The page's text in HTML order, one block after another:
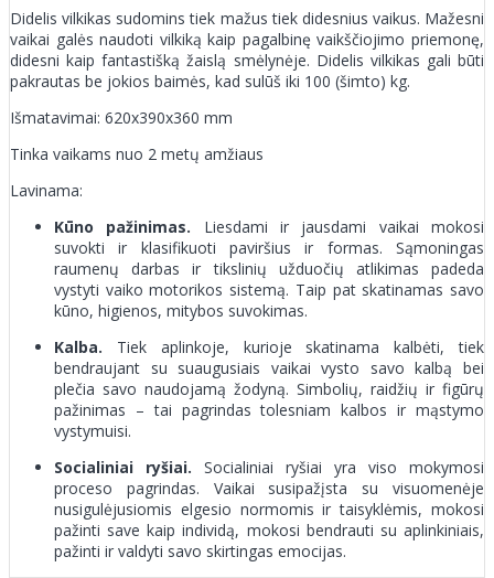
Didelis vilkikas sudomins tiek mažus tiek didesnius vaikus. Mažesni
vaikai galės naudoti vilkiką kaip pagalbinę vaikščiojimo priemonę,
didesni kaip fantastišką žaislą smėlynėje. Didelis vilkikas gali būti
pakrautas be jokios baimės, kad sulūš iki 100 (šimto) kg.
Išmatavimai: 620x390x360 mm
Tinka vaikams nuo 2 metų amžiaus
Lavinama:
Kūno pažinimas. Liesdami ir jausdami vaikai mokosi
suvokti ir klasifikuoti paviršius ir formas. Sąmoningas
raumenų darbas ir tikslinių užduočių atlikimas padeda
vystyti vaiko motorikos sistemą. Taip pat skatinamas savo
kūno, higienos, mitybos suvokimas.
Kalba. Tiek aplinkoje, kurioje skatinama kalbėti, tiek
bendraujant su suaugusiais vaikai vysto savo kalbą bei
plečia savo naudojamą žodyną. Simbolių, raidžių ir figūrų
pažinimas – tai pagrindas tolesniam kalbos ir mąstymo
vystymuisi.
Socialiniai ryšiai. Socialiniai ryšiai yra viso mokymosi
proceso pagrindas. Vaikai susipažįsta su visuomenėje
nusigulėjusiomis elgesio normomis ir taisyklėmis, mokosi
pažinti save kaip individą, mokosi bendrauti su aplinkiniais,
pažinti ir valdyti savo skirtingas emocijas.